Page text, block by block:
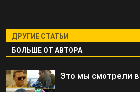
ДРУГИЕ СТАТЬИ
БОЛЬШЕ ОТ АВТОРА
Это мы смотрели в